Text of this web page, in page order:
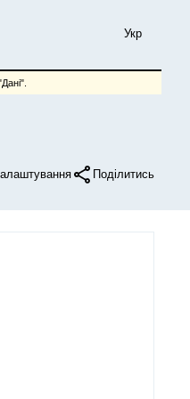
Укр
Поділитись